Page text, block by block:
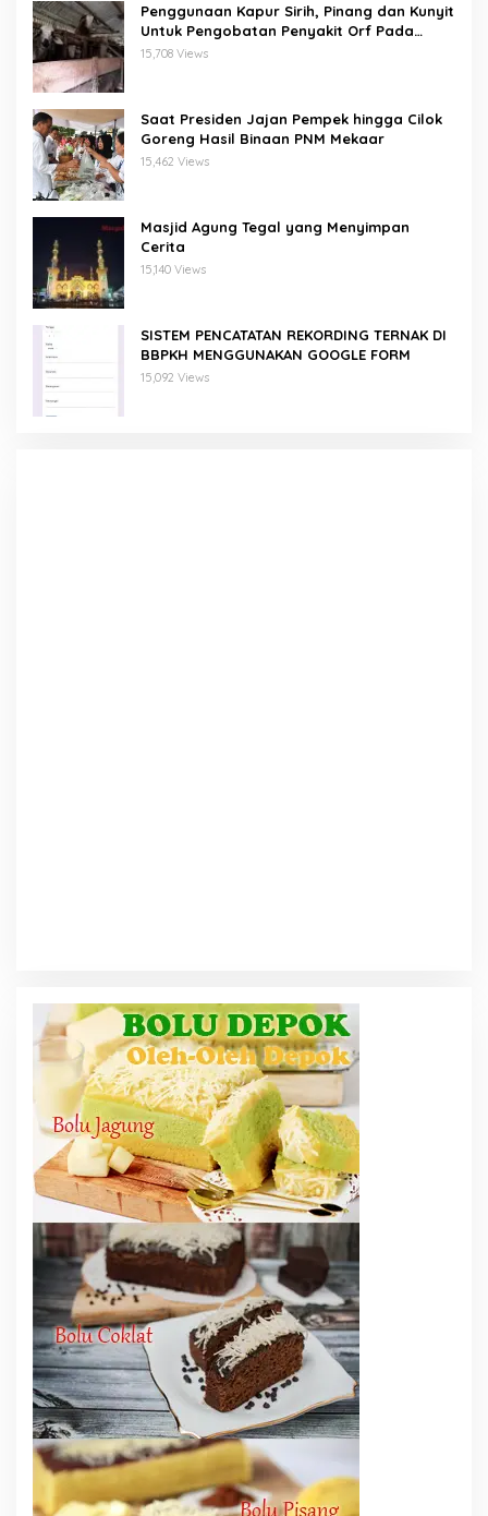
Penggunaan Kapur Sirih, Pinang dan Kunyit
Untuk Pengobatan Penyakit Orf Pada
Domba/Kambing
15,708 Views
Saat Presiden Jajan Pempek hingga Cilok
Goreng Hasil Binaan PNM Mekaar
15,462 Views
Masjid Agung Tegal yang Menyimpan
Cerita
15,140 Views
SISTEM PENCATATAN REKORDING TERNAK DI
BBPKH MENGGUNAKAN GOOGLE FORM
15,092 Views